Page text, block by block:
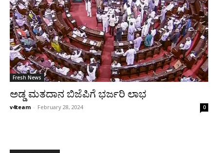
Fresh News
ಅಡ್ಡ ಮತದಾನ ಬಿಜೆಪಿಗೆ ಭರ್ಜರಿ ಲಾಭ
v4team - February 28, 2024 0